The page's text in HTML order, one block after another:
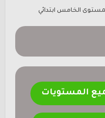
الخامس ابتدائي
المستويات